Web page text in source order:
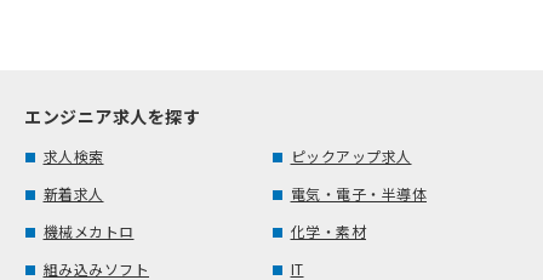
エンジニア求人を探す
求人検索
ピックアップ求人
新着求人
電気・電子・半導体
機械メカトロ
化学・素材
組み込みソフト
IT